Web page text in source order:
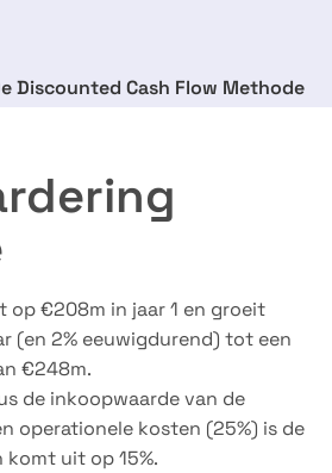
Discounted Cash Flow Methode
op €208m in jaar 1 en groeit
(en 2% eeuwigdurend) tot een
€248m.
de inkoopwaarde van de
operationele kosten (25%) is de
komt uit op 15%.